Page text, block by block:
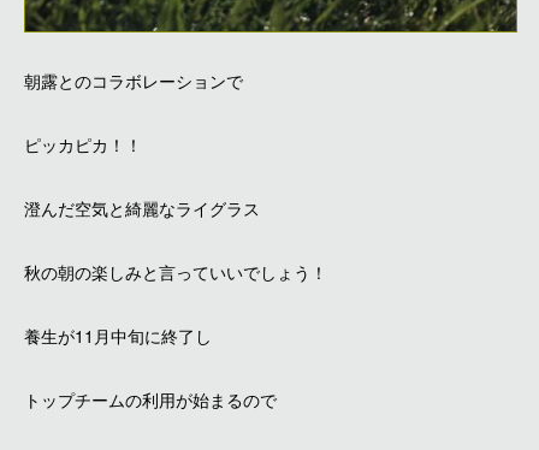
朝露とのコラボレーションで
ピッカピカ！！
澄んだ空気と綺麗なライグラス
秋の朝の楽しみと言っていいでしょう！
養生が11月中旬に終了し
トップチームの利用が始まるので